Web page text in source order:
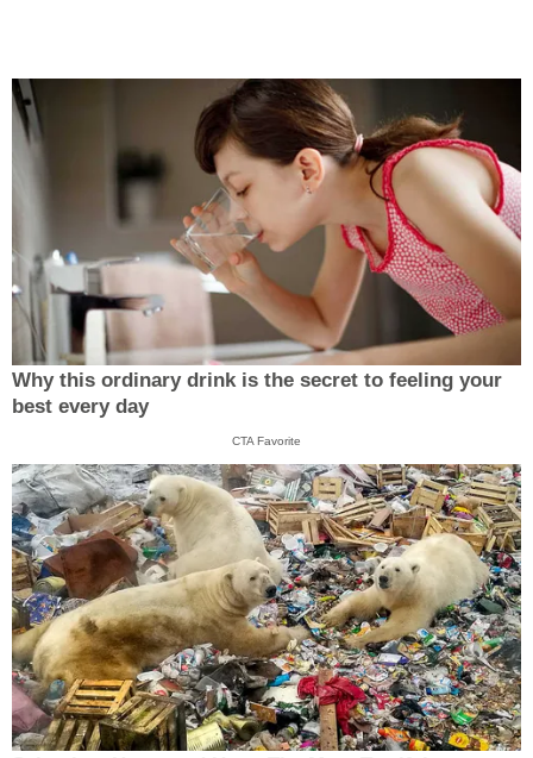
Why this ordinary drink is the secret to feeling your
best every day
CTA Favorite